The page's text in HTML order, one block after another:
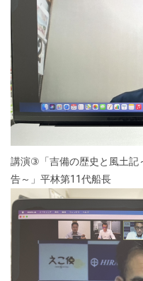
講演③ 「吉備の歴史と風土
告～」平林第11代船長